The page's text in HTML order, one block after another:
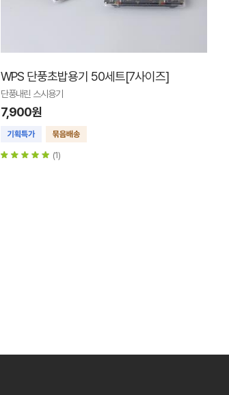
WPS 단풍초밥용기 50세트[7사이즈]
단풍내린 스시용기
7,900원
(1)